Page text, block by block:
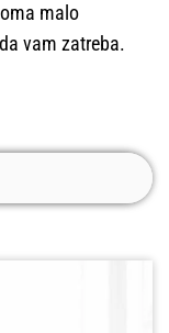
malo
vam zatreba.